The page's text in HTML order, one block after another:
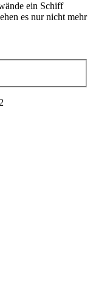
ein Schiff
es nur nicht mehr